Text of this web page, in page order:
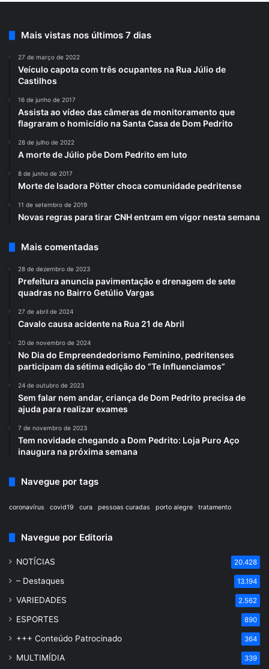
Mais vistas nos últimos 7 dias
27 de março de 2022
Veículo capota com três ocupantes na Rua Júlio de
Castilhos
16 de junho de 2017
Assista ao vídeo das câmeras de monitoramento que
flagraram o homicídio na Santa Casa de Dom Pedrito
28 de julho de 2022
A morte de Júlio põe Dom Pedrito em luto
8 de junho de 2017
Morte de Isadora Pötter choca comunidade pedritense
11 de setembro de 2019
Novas regras para tirar CNH entram em vigor nesta semana
Mais comentadas
28 de dezembro de 2023
Prefeitura anuncia pavimentação e drenagem de sete
quadras no Bairro Getúlio Vargas
27 de abril de 2024
Cavalo causa acidente na Rua 21 de Abril
20 de novembro de 2024
No Dia do Empreendedorismo Feminino, pedritenses
participam da sétima edição do “Te Influenciamos”
24 de outubro de 2023
Sem falar nem andar, criança de Dom Pedrito precisa de
ajuda para realizar exames
7 de novembro de 2023
Tem novidade chegando a Dom Pedrito: Loja Puro Aço
inaugura na próxima semana
Navegue por tags
coronavírus covid19 cura pessoas curadas porto alegre tratamento
Navegue por Editoria
NOTÍCIAS 20.428
– Destaques 13.194
VARIEDADES 2.562
ESPORTES 890
+++ Conteúdo Patrocinado 364
MULTIMÍDIA 339